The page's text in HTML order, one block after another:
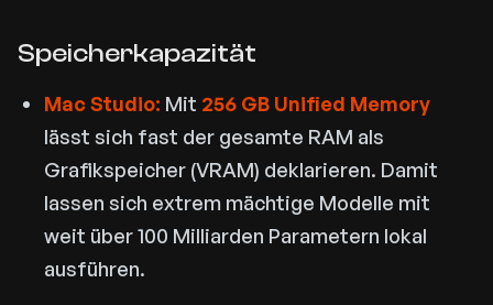
Speicherkapazität
Mac Studio: Mit 256 GB Unified Memory
lässt sich fast der gesamte RAM als
Grafikspeicher (VRAM) deklarieren. Damit
lassen sich extrem mächtige Modelle mit
weit über 100 Milliarden Parametern lokal
ausführen.